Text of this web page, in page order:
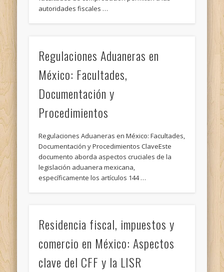
autoridades fiscales …
Regulaciones Aduaneras en
México: Facultades,
Documentación y
Procedimientos
Regulaciones Aduaneras en México: Facultades,
Documentación y Procedimientos ClaveEste
documento aborda aspectos cruciales de la
legislación aduanera mexicana,
específicamente los artículos 144 …
Residencia fiscal, impuestos y
comercio en México: Aspectos
clave del CFF y la LISR